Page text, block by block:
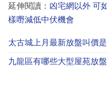
延伸閱讀： 凶宅網以外 可
樣嘢減低中伏機會
太古城上月最新放盤叫價
九龍區有哪些大型屋苑放